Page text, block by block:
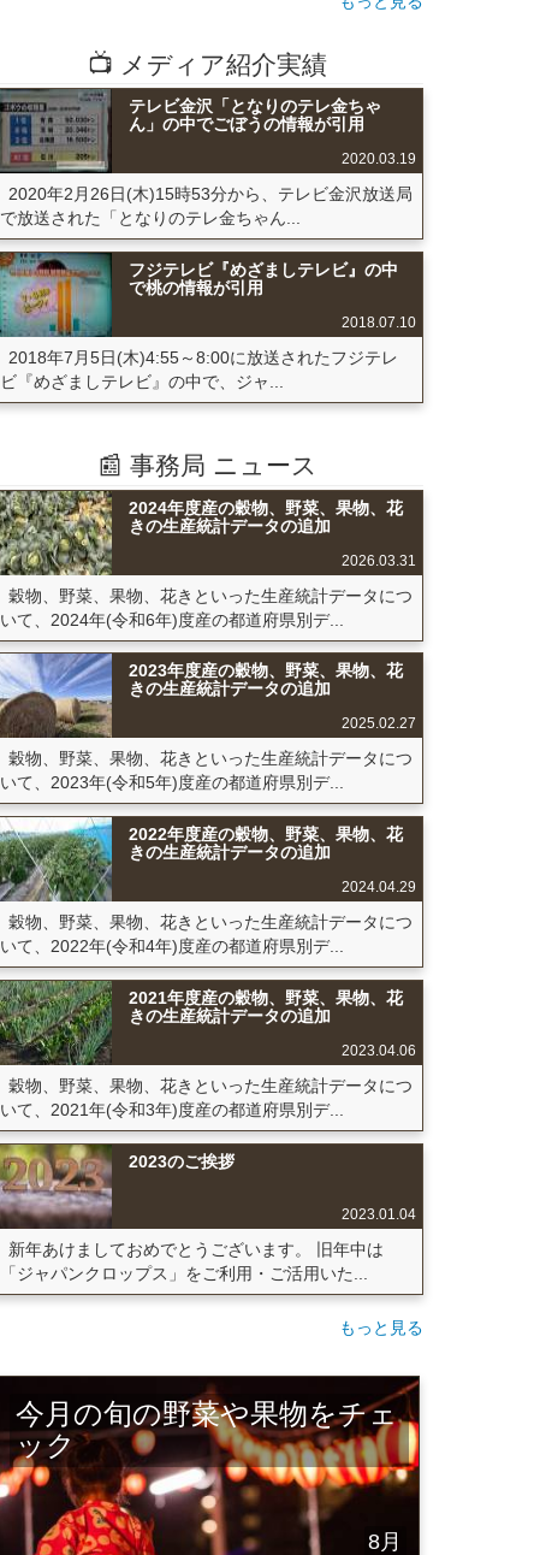
📺 メディア紹介実績
テレビ金沢「となりのテレ金ちゃ
ん」の中でごぼうの情報が引用
2020.03.19
2020年2月26日(木)15時53分から、テレビ金沢放送局
で放送された「となりのテレ金ちゃん...
フジテレビ『めざましテレビ』の中
で桃の情報が引用
2018.07.10
2018年7月5日(木)4:55～8:00に放送されたフジテレ
ビ『めざましテレビ』の中で、ジャ...
📰 事務局 ニュース
2024年度産の穀物、野菜、果物、花
きの生産統計データの追加
2026.03.31
穀物、野菜、果物、花きといった生産統計データにつ
いて、2024年(令和6年)度産の都道府県別デ...
2023年度産の穀物、野菜、果物、花
きの生産統計データの追加
2025.02.27
穀物、野菜、果物、花きといった生産統計データにつ
いて、2023年(令和5年)度産の都道府県別デ...
2022年度産の穀物、野菜、果物、花
きの生産統計データの追加
2024.04.29
穀物、野菜、果物、花きといった生産統計データにつ
いて、2022年(令和4年)度産の都道府県別デ...
2021年度産の穀物、野菜、果物、花
きの生産統計データの追加
2023.04.06
穀物、野菜、果物、花きといった生産統計データにつ
いて、2021年(令和3年)度産の都道府県別デ...
2023のご挨拶
2023.01.04
新年あけましておめでとうございます。 旧年中は
「ジャパンクロップス」をご利用・ご活用いた...
もっと見る
今月の旬の野菜や果物をチェ
ック
8月